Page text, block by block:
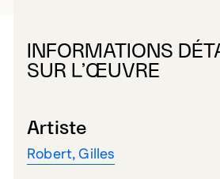
INFORMATIONS
SUR L’ŒUVRE
Artiste
Robert, Gilles